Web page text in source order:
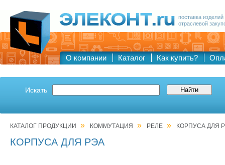
поставка
отраслевой
О компании Каталог Как купить?
Искать
КАТАЛОГ ПРОДУКЦИИ » КОММУТАЦИЯ » РЕЛЕ » КОРПУСА ДЛЯ
КОРПУСА ДЛЯ РЭА